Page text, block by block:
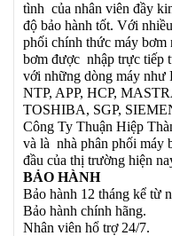
tình của nhân viên đầy
độ bảo hành tốt. Với
phối chính thức máy
bơm được nhập trực tiếp
với những dòng máy như
NTP, APP, HCP,
TOSHIBA, SGP,
Công Ty Thuận Hiệp
và là nhà phân phối máy
đầu của thị trường hiện
BẢO HÀNH
Bảo hành 12 tháng kể từ
Bảo hành chính hãng.
Nhân viên hổ trợ 24/7.